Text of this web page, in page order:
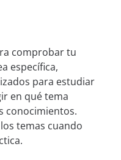
comprobar tu
específica,
para estudiar
en qué tema
conocimientos.
temas cuando